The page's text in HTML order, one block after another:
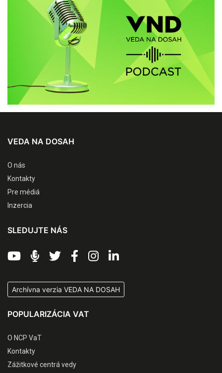
VEDA NA DOSAH
O nás
Kontakty
Pre médiá
Inzercia
SLEDUJTE NÁS
Archívna verzia VEDA NA DOSAH
POPULARIZÁCIA VAT
O NCP VaT
Kontakty
Zážitkové centrá vedy